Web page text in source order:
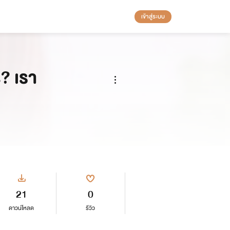
เข้าสู่ระบบ
เรา
21
ดาวน์โหลด
0
รีวิว